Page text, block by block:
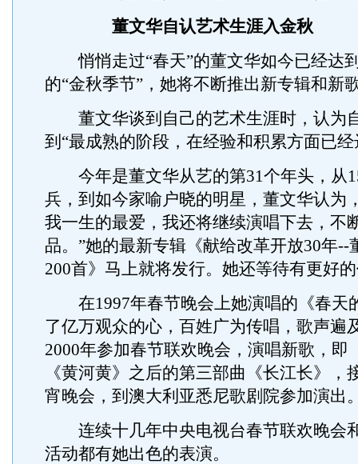
董文华自认艺术生涯入金秋
悄悄走过“春天”的董文华如今已经达
的“金秋季节”，她将不断推出新专辑和新
董文华谈到自己的艺术生涯时，认为
到“最成熟的阶段，在经验和积累方面已
今年是董文华从艺的第31个年头，从
兵，到如今家喻户晓的明星，董文华认为
我一生的最爱，我还将继续演唱下去，不
品。”她的最新专辑《献给改革开放30年--
200首》马上就将发行。她还等待有更好
在1997年春节晚会上她演唱的《春天
了亿万观众的心，百姓广为传唱，歌声遍
2000年参加春节联欢晚会，演唱新歌，即
《黄河黄》之后的第三部曲《长江长》，
宵晚会，到澳大利亚悉尼歌剧院参加演出
连续十几年中央电视台春节联欢晚会
活动都有她出色的表演。